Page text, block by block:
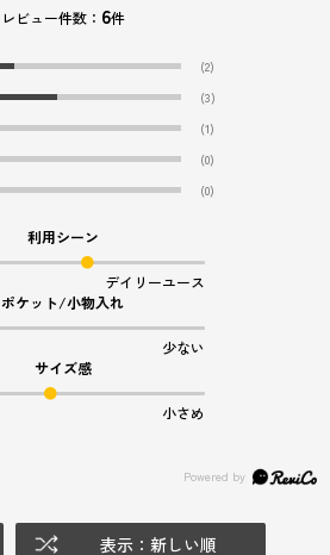
レビュー件数： 6件
(2)
(3)
(1)
(0)
(0)
利用シーン
デイリーユース
ポケット/小物入れ
少ない
サイズ感
小さめ
表示：新しい順